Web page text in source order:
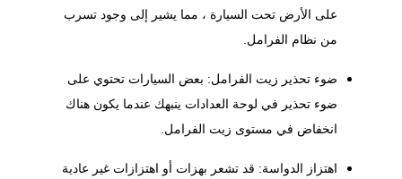
على الأرض تحت السيارة ، مما يشير إلى وجود تسرب
من نظام الفرامل.
ضوء تحذير زيت الفرامل: بعض السيارات تحتوي على
ضوء تحذير في لوحة العدادات ينبهك عندما يكون هناك
انخفاض في مستوى زيت الفرامل.
اهتزاز الدواسة: قد تشعر بهزات أو اهتزازات غير عادية